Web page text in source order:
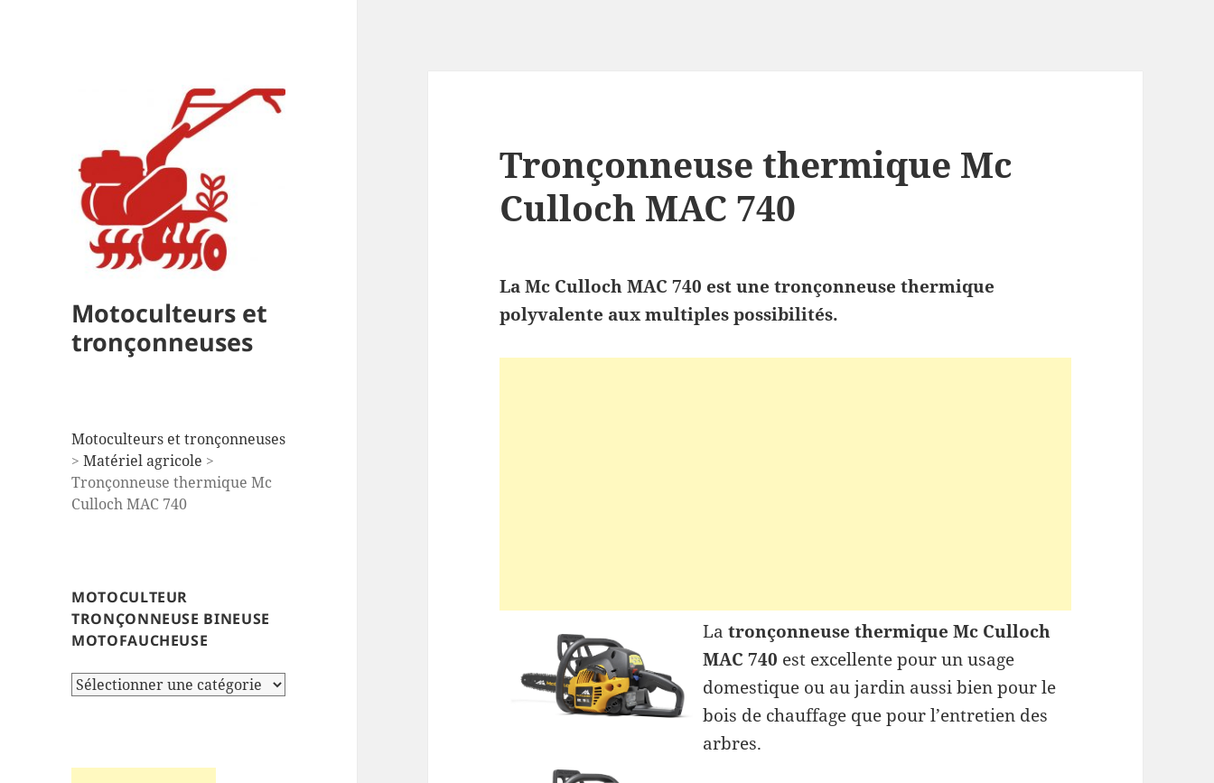
Motoculteurs et
tronçonneuses
Motoculteurs et tronçonneuses
>Matériel agricole >
Tronçonneuse thermique Mc
Culloch MAC 740
MOTOCULTEUR
TRONÇONNEUSE BINEUSE
MOTOFAUCHEUSE
Motoculteur
Tronçonneuse thermique Mc
Culloch MAC 740
La Mc Culloch MAC 740 est une tronçonneuse thermique
polyvalente aux multiples possibilités.
Latronçonneuse thermique Mc Culloch
MAC 740 est excellente pour un usage
domestique ou au jardin aussi bien pour le
bois de chauffage que pour l’entretien des
arbres.